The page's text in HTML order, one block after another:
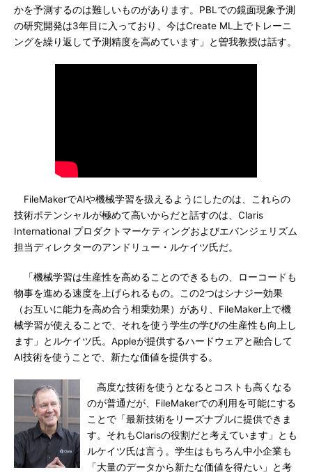
かを予測するのは難しいものがあります。PBLでの鏡面現象予測
の研究開発は3年目に入っており、今はCreate ML上でトレーニ
ングを繰り返して予測精度を高めています」と曽我教授は話す。
FileMakerでAIや機械学習を扱えるようにしたのは、これらの
技術ポテンシャルが極めて高いからだと話すのは、Claris
International プロダクトマーケティングおよびエバンジェリズム
担当ディレクターのアンドリュー・ルケイツ氏だ。
「機械学習は生産性を高めることのできるもの、ローコードも
物事を進める速度を上げられるもの。この2つはシナジー効果
（お互いに能力を高め合う相乗効果）があり、FileMaker上で機
械学習が使えることで、それを使う学生の学びの生産性も向上し
ます」とルケイツ氏。Appleが提供するハードウェアと融合して
AI技術を使うことで、新たな価値を提供する。
高度な技術を使うとなるとコストも高くなる
のが普通だが、FileMakerでの利用を可能にする
ことで「最新技術をリーズナブルに提供できま
す。それもClarisの役割だと考えています」とも
ルケイツ氏は言う。学生はもちろん中小企業も
「大量のデータから新たな価値を得たい」と考